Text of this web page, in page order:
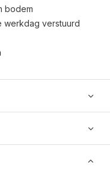
bodem
werkdag verstuurd